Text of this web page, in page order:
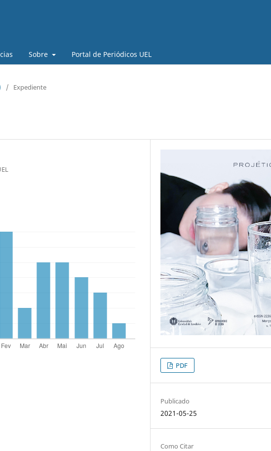
Sobre Portal de Periódicos UEL
/ Expediente
PDF
Publicado
2021-05-25
Como Citar